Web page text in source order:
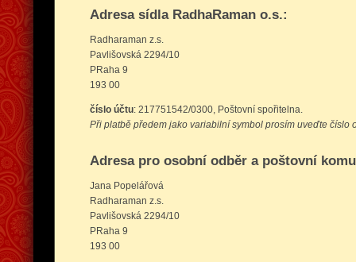
Adresa sídla RadhaRaman o.s.:
Radharaman z.s.
Pavlišovská 2294/10
PRaha 9
193 00
číslo účtu: 217751542/0300, Poštovní spořitelna.
Při platbě předem jako variabilní symbol prosím uveďte číslo
Adresa pro osobní odběr a poštovní
Jana Popelářová
Radharaman z.s.
Pavlišovská 2294/10
PRaha 9
193 00